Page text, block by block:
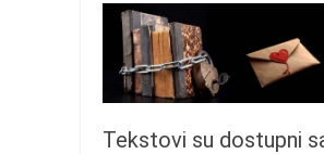
bonus sadržaj
Svetlopis
zakonopravilo
Tekstovi su dostupni